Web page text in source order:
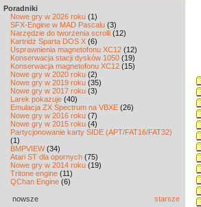
Poradniki
Nowe gry w 2026 roku (1)
SFX-Engine w MAD Pascalu (3)
Narzędzie do tworzenia scrolli (12)
Kartridż Sparta DOS X (6)
Usprawnienia magnetofonu XC12 (12)
Konserwacja stacji dysków 1050 (19)
Konserwacja magnetofonu XC12 (15)
Nowe gry w 2020 roku (2)
Nowe gry w 2019 roku (35)
Nowe gry w 2017 roku (3)
Larek pokazuje (40)
Emulacja ZX Spectrum na VBXE (26)
Nowe gry w 2016 roku (7)
Nowe gry w 2015 roku (4)
Partycjonowanie karty SIDE (APT/FAT16/FAT32)
(1)
BMPVIEW(34)
Atari ST dla opornych (75)
Nowe gry w 2014 roku (19)
Tritone engine (11)
QChan Engine (6)
nowsze starsze